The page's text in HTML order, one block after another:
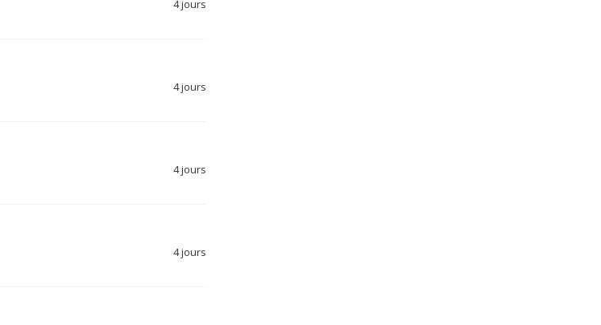
4 jours
4 jours
4 jours
4 jours